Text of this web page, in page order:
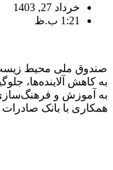
خرداد 27, 1403
1:21 ب.ظ
صندوق ملی محیط
به کاهش آلاینده‌ها،
به آموزش و
همکاری با بانک